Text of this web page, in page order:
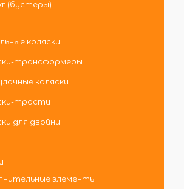
(бустеры)
коляски
трансформеры
коляски
трости
для двойни
элементы